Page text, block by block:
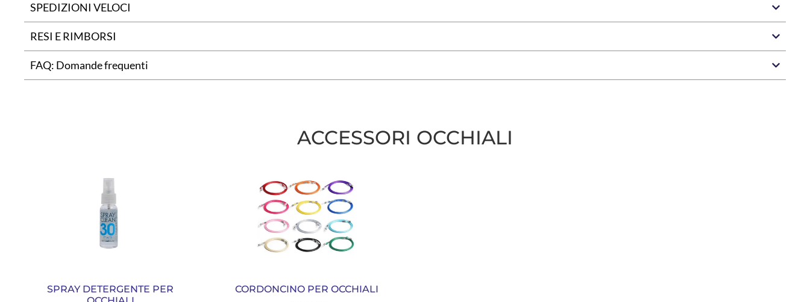
SPEDIZIONI VELOCI
RESI E RIMBORSI
FAQ: Domande frequenti
ACCESSORI OCCHIALI
SPRAY DETERGENTE PER
CORDONCINO PER OCCHIALI